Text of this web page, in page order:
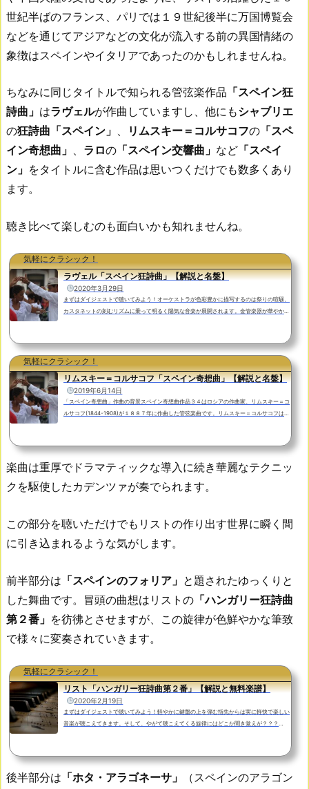
世紀半ばのフランス、パリでは１９世紀後半に万国博覧会
などを通じてアジアなどの文化が流入する前の異国情緒の
象徴はスペインやイタリアであったのかもしれませんね。
ちなみに同じタイトルで知られる管弦楽作品 「スペイン狂
詩曲」 はラヴェルが作曲していますし、他にもシャブリエ
の狂詩曲「スペイン 」 、 リムスキー＝コルサコフの 「スペ
イン奇想曲」 、 ラロの 「スペイン交響曲」 など 「スペイ
ン」 をタイトルに含む作品は思いつくだけでも数多くあり
ます。
聴き比べて楽しむのも面白いかも知れませんね。
気軽にクラシック！
ラヴェル「スペイン狂詩曲」【解説と名盤】
2020年3月29日
まずはダイジェストで聴いてみよう！オーケストラが色彩豊かに描写するのは祭りの喧騒、
カスタネットの刻むリズムに乗って明るく陽気な音楽が展開されます。金管楽器が華やかに
り 収録：ロイヤル・アルバート・ホール 作曲の背景スペイン狂詩曲（仏：Rapsodie es
pagnole）はフランスの作曲家、モーリス・ラヴェル(1875-1937)が１９０８年に書き上げ
た管弦楽のため...
気軽にクラシック！
リムスキー＝コルサコフ「スペイン奇想曲」【解説と名盤】
2019年6月14日
「スペイン奇想曲」作曲の背景スペイン奇想曲作品３４はロシアの作曲家、リムスキー＝コ
ルサコフ(1844-1908)が１８８７年に作曲した管弦楽曲です。リムスキー＝コルサコフはロ
することになります。このロシア五人組には他にムソルグスキー、ボロディン、キュイの３
人がいました。そしてまだ海軍に所属していた２７歳の時にペテルブルク音楽院（現サンク
トペテ...
楽曲は重厚でドラマティックな導入に続き華麗なテクニッ
クを駆使したカデンツァが奏でられます。
この部分を聴いただけでもリストの作り出す世界に瞬く間
に引き込まれるような気がします。
前半部分は 「スペインのフォリア」 と題されたゆっくりと
した舞曲です。冒頭の曲想はリストの 「ハンガリー狂詩曲
第２番」 を彷彿とさせますが、この旋律が色鮮やかな筆致
で様々に変奏されていきます。
気軽にクラシック！
リスト「ハンガリー狂詩曲第２番」【解説と無料楽譜】
2020年2月19日
まずはダイジェストで聴いてみよう！軽やかに鍵盤の上を弾む指先からは実に軽快で楽しい
音楽が聴こえてきます。そして、やがて聴こえてくる旋律にはどこか聞き覚えが？？？
2はハンガリー出身のピアニストで作曲家のフランツ・リスト(1811-1886)が作曲した独奏
ピアノのための作品です。リストは全部で１９曲のハンガリー狂詩曲を書いていて、第１番
から第１５番は...
後半部分は 「ホタ・アラゴネーサ 」
（スペインのアラゴン